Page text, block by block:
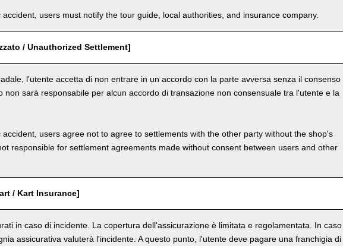
users must notify the tour guide, local authorities, and insurance company.
/ Unauthorized Settlement]
l'utente accetta di non entrare in un accordo con la parte avversa senza il consenso
non sarà responsabile per alcun accordo di transazione non consensuale tra l'utente e la
users agree not to agree to settlements with the other party without the shop's
responsible for settlement agreements made without consent between users and other
/ Kart Insurance]
in caso di incidente. La copertura dell'assicurazione è limitata e regolamentata. In caso
assicurativa valuterà l'incidente. A questo punto, l'utente deve pagare una franchigia di